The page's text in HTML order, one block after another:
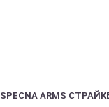
SPECNA ARMS